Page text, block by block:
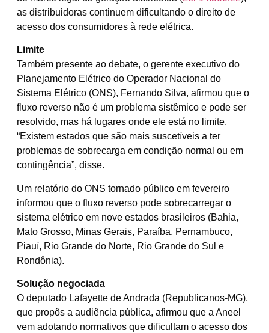
as distribuidoras continuem dificultando o direito de
acesso dos consumidores à rede elétrica.
Limite
Também presente ao debate, o gerente executivo do
Planejamento Elétrico do Operador Nacional do
Sistema Elétrico (ONS), Fernando Silva, afirmou que o
fluxo reverso não é um problema sistêmico e pode ser
resolvido, mas há lugares onde ele está no limite.
“Existem estados que são mais suscetíveis a ter
problemas de sobrecarga em condição normal ou em
contingência”, disse.
Um relatório do ONS tornado público em fevereiro
informou que o fluxo reverso pode sobrecarregar o
sistema elétrico em nove estados brasileiros (Bahia,
Mato Grosso, Minas Gerais, Paraíba, Pernambuco,
Piauí, Rio Grande do Norte, Rio Grande do Sul e
Rondônia).
Solução negociada
O deputado Lafayette de Andrada (Republicanos-MG),
que propôs a audiência pública, afirmou que a Aneel
vem adotando normativos que dificultam o acesso dos